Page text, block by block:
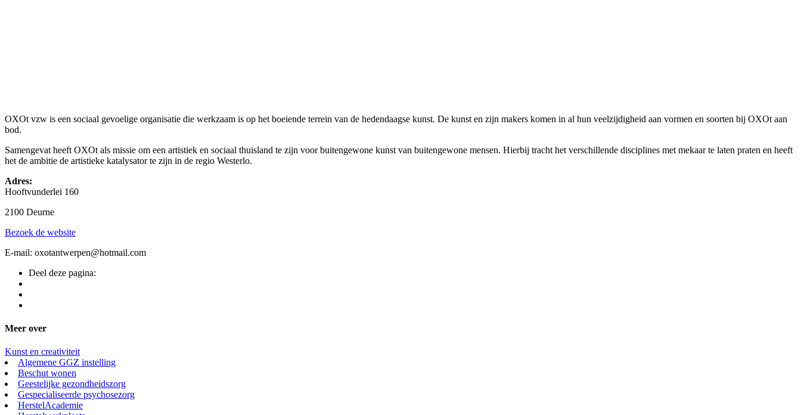
OXOt vzw is een sociaal gevoelige organisatie die werkzaam is op het boeiende terrein van de hedendaagse kunst. De kunst en zijn makers komen in al hun veelzijdigheid aan vormen en soorten bij OXOt aan
bod.
Samengevat heeft OXOt als missie om een artistiek en sociaal thuisland te zijn voor buitengewone kunst van buitengewone mensen. Hierbij tracht het verschillende disciplines met mekaar te laten praten en heeft
het de ambitie de artistieke katalysator te zijn in de regio Westerlo.
Adres:
Hooftvunderlei 160
2100 Deurne
Bezoek de website
E-mail: oxotantwerpen@hotmail.com
Deel deze pagina:
Meer over
Kunst en creativiteit
Algemene GGZ instelling
Beschut wonen
Geestelijke gezondheidszorg
Gespecialiseerde psychosezorg
HerstelAcademie